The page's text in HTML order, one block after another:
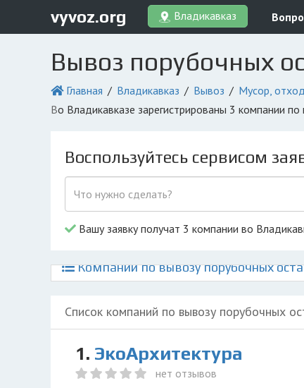
vyvoz.org Владикавказ
Вывоз порубочных
Главная Владикавказ Вывоз Мусор,
во Владикавказе зарегистрированы 3 компании
Воспользуйтесь сервисом
Вашу заявку получат 3 компании во
Компании по вывозу порубочных
Список компаний по вывозу порубочных
1. ЭкоАрхитектура
нет отзывов